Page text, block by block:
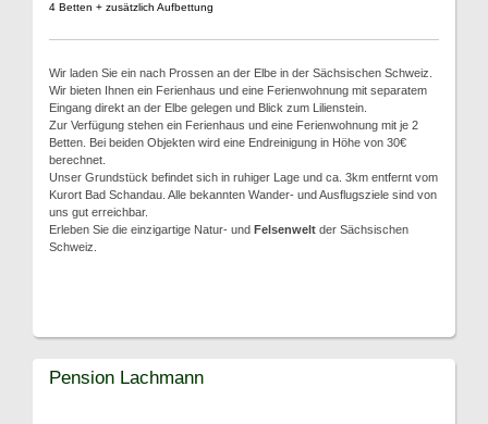
4 Betten + zusätzlich Aufbettung
Wir laden Sie ein nach Prossen an der Elbe in der Sächsischen Schweiz.
Wir bieten Ihnen ein Ferienhaus und eine Ferienwohnung mit separatem
Eingang direkt an der Elbe gelegen und Blick zum Lilienstein.
Zur Verfügung stehen ein Ferienhaus und eine Ferienwohnung mit je 2
Betten. Bei beiden Objekten wird eine Endreinigung in Höhe von 30€
berechnet.
Unser Grundstück befindet sich in ruhiger Lage und ca. 3km entfernt vom
Kurort Bad Schandau. Alle bekannten Wander- und Ausflugsziele sind von
uns gut erreichbar.
Erleben Sie die einzigartige Natur- und Felsenwelt der Sächsischen
Schweiz.
Pension Lachmann